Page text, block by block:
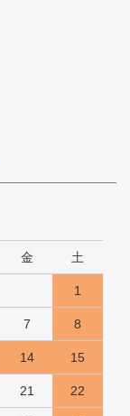
金 土
1
7 8
14 15
21 22